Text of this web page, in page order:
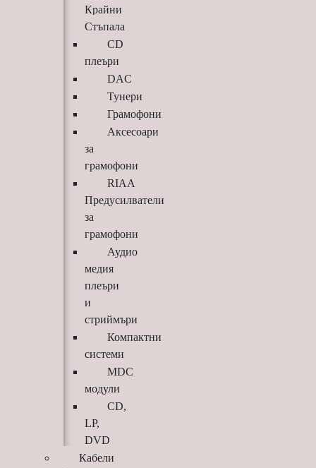
Крайни
Стъпала
CD
плеъри
DAC
Тунери
Грамофони
Аксесоари
за
грамофони
RIAA
Предусилватели
за
грамофони
Аудио
медия
плеъри
и
стриймъри
Компактни
системи
MDC
модули
CD,
LP,
DVD
Кабели